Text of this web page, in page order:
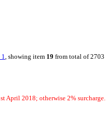
1, showing item 19 from total of 2703
April 2018; otherwise 2% surcharge.